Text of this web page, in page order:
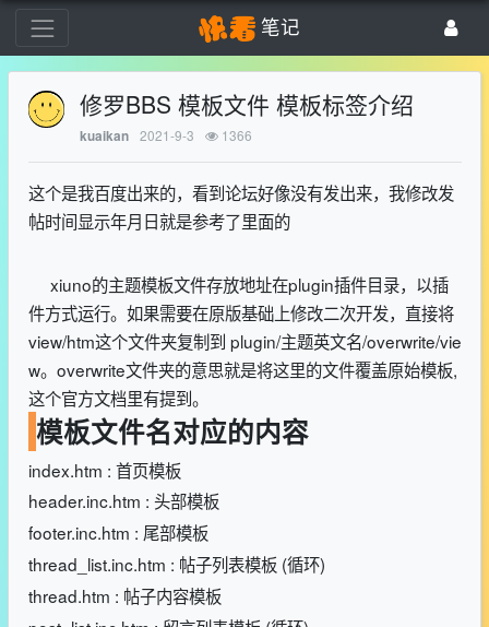
笔记
修罗BBS 模板文件 模板标签介绍
kuaikan 2021-9-3 1366
这个是我百度出来的，看到论坛好像没有发出来，我修改发
帖时间显示年月日就是参考了里面的
xiuno的主题模板文件存放地址在plugin插件目录，以插
件方式运行。如果需要在原版基础上修改二次开发，直接将
view/htm这个文件夹复制到 plugin/主题英文名/overwrite/vie
w。overwrite文件夹的意思就是将这里的文件覆盖原始模板,
这个官方文档里有提到。
模板文件名对应的内容
index.htm : 首页模板
header.inc.htm : 头部模板
footer.inc.htm : 尾部模板
thread_list.inc.htm : 帖子列表模板 (循环)
thread.htm : 帖子内容模板